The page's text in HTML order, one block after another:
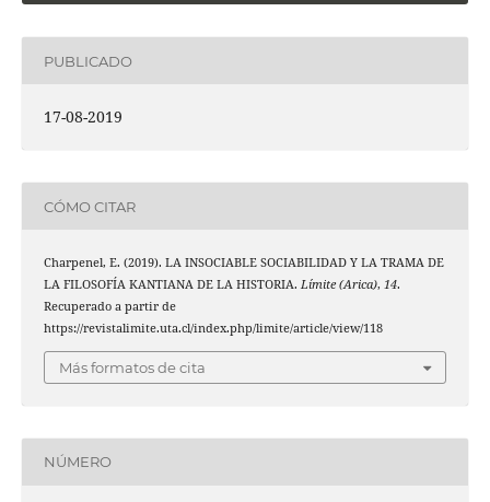
PUBLICADO
17-08-2019
CÓMO CITAR
Charpenel, E. (2019). LA INSOCIABLE SOCIABILIDAD Y LA TRAMA DE
LA FILOSOFÍA KANTIANA DE LA HISTORIA. Límite (Arica), 14.
Recuperado a partir de
https://revistalimite.uta.cl/index.php/limite/article/view/118
Más formatos de cita
NÚMERO